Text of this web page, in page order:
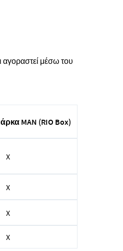
αγοραστεί μέσω του
MAN (RIO Box)
X
X
X
X